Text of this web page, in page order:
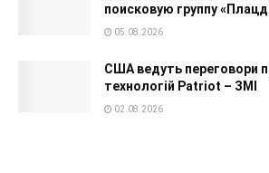
поисковую группу
05.08.2026
США ведуть переговори
технологій Patriot – ЗМІ
02.08.2026